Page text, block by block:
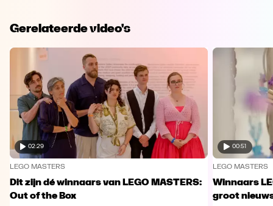
Gerelateerde video's
02:29
LEGO MASTERS
Dit zijn dé winnaars van LEGO MASTERS:
Out of the Box
00:51
LEGO MASTERS
Winnaars
groot